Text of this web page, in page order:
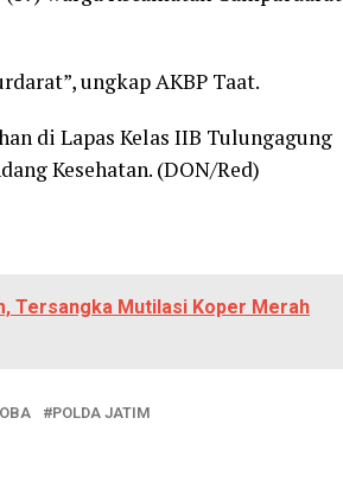
ungkap AKBP Taat.
di Lapas Kelas IIB Tulungagung
Kesehatan. (DON/Red)
Tersangka Mutilasi Koper Merah
POLDA JATIM